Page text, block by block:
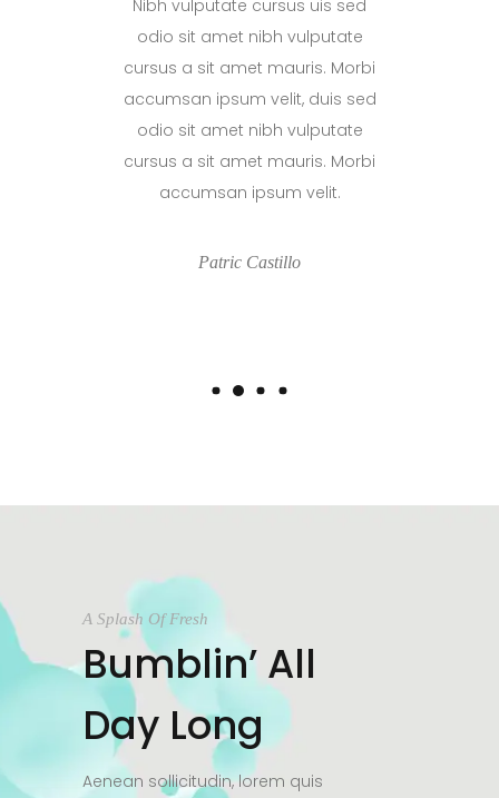
Nibh vulputate cursus uis sed
odio sit amet nibh vulputate
cursus a sit amet mauris. Morbi
accumsan ipsum velit, duis sed
odio sit amet nibh vulputate
cursus a sit amet mauris. Morbi
accumsan ipsum velit.
Patric Castillo
A Splash Of Fresh
Bumblin’ All
Day Long
Aenean sollicitudin, lorem quis